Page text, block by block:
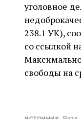
уголовное
238.1 УК),
со ссылкой
свободы на